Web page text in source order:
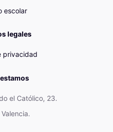
escolar
legales
privacidad
el Católico, 23.